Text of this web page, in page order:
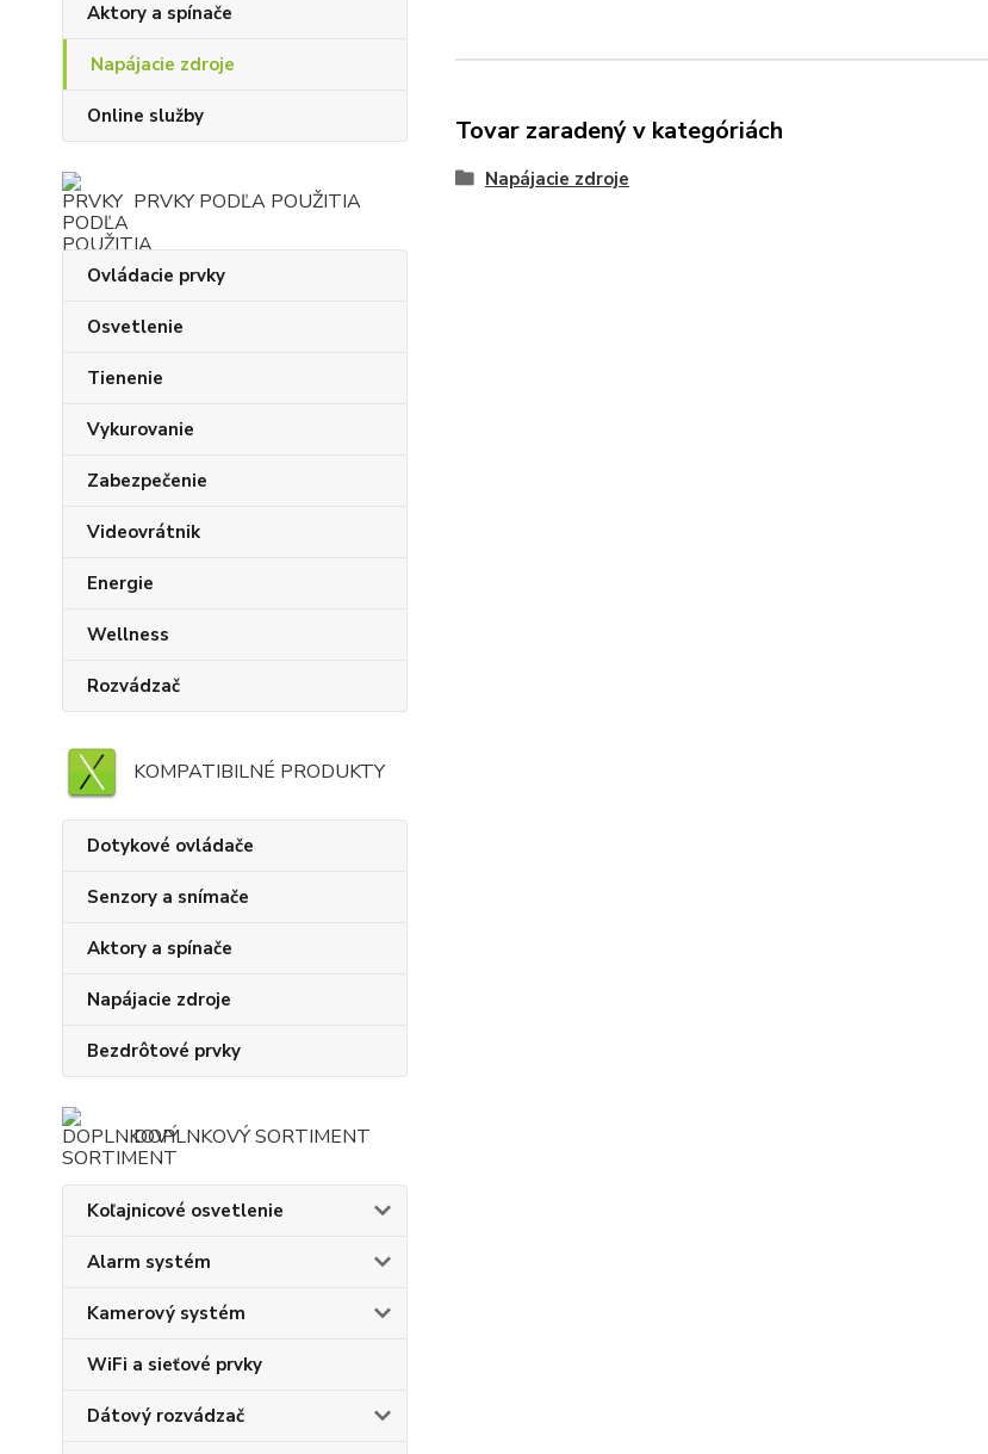
Aktory a spínače
Napájacie zdroje
Online služby
PRVKY PODĽA POUŽITIA
Ovládacie prvky
Osvetlenie
Tienenie
Vykurovanie
Zabezpečenie
Videovrátnik
Energie
Wellness
Rozvádzač
KOMPATIBILNÉ PRODUKTY
Dotykové ovládače
Senzory a snímače
Aktory a spínače
Napájacie zdroje
Bezdrôtové prvky
DOPLNKOVÝ SORTIMENT
Koľajnicové osvetlenie
Alarm systém
Kamerový systém
WiFi a sieťové prvky
Dátový rozvádzač
Tovar zaradený v kategóriách
Napájacie zdroje